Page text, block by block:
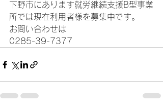
下野市にあります就労継続支援B型事業
所では現在利用者様を募集中です。
お問い合わせは
0285-39-7377